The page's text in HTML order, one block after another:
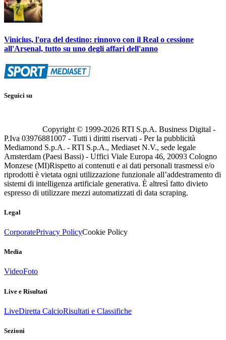
Vinicius, l'ora del destino: rinnovo con il Real o cessione
all'Arsenal, tutto su uno degli affari dell'anno
Seguici su
Copyright © 1999-2026 RTI S.p.A. Business Digital -
P.Iva 03976881007 - Tutti i diritti riservati - Per la pubblicità
Mediamond S.p.A. - RTI S.p.A., Mediaset N.V., sede legale
Amsterdam (Paesi Bassi) - Uffici Viale Europa 46, 20093 Cologno
Monzese (MI)Rispetto ai contenuti e ai dati personali trasmessi e/o
riprodotti è vietata ogni utilizzazione funzionale all’addestramento di
sistemi di intelligenza artificiale generativa. È altresì fatto divieto
espresso di utilizzare mezzi automatizzati di data scraping.
Legal
CorporatePrivacy PolicyCookie Policy
Media
VideoFoto
Live e Risultati
LiveDiretta CalcioRisultati e Classifiche
Sezioni